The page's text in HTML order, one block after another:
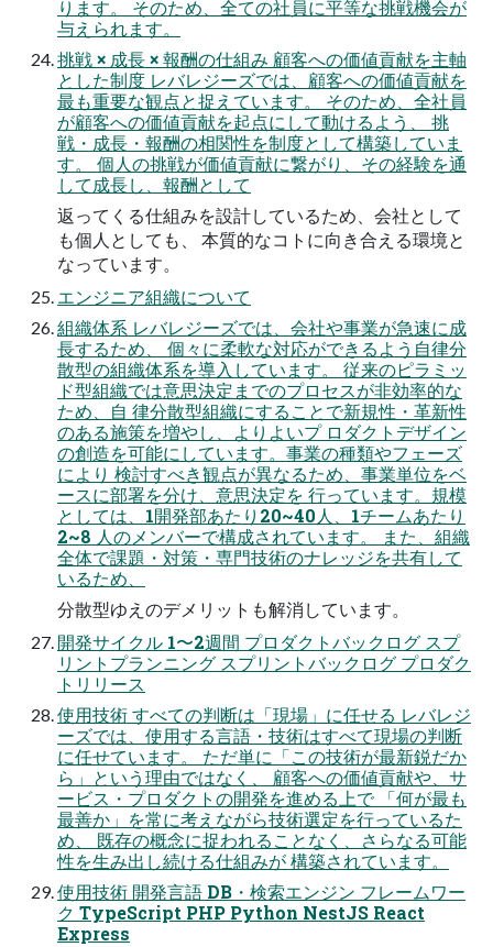
ります。 そのため、全ての社員に平等な挑戦機会が
与えられます。
挑戦 × 成長 × 報酬の仕組み 顧客への価値貢献を主軸
とした制度 レバレジーズでは、顧客への価値貢献を
最も重要な観点と捉えています。 そのため、全社員
が顧客への価値貢献を起点にして動けるよう、 挑
戦・成長・報酬の相関性を制度として構築していま
す。 個人の挑戦が価値貢献に繋がり、その経験を通
して成長し、報酬として
返ってくる仕組みを設計しているため、会社として
も個人としても、 本質的なコトに向き合える環境と
なっています。
エンジニア組織について
組織体系 レバレジーズでは、会社や事業が急速に成
長するため、 個々に柔軟な対応ができるよう自律分
散型の組織体系を導入しています。 従来のピラミッ
ド型組織では意思決定までのプロセスが非効率的な
ため、自 律分散型組織にすることで新規性・革新性
のある施策を増やし、よりよいプ ロダクトデザイン
の創造を可能にしています。事業の種類やフェーズ
により 検討すべき観点が異なるため、事業単位をベ
ースに部署を分け、意思決定を 行っています。規模
としては、1開発部あたり20~40人、1チームあたり
2~8 人のメンバーで構成されています。 また、組織
全体で課題・対策・専門技術のナレッジを共有して
いるため、
分散型ゆえのデメリットも解消しています。
開発サイクル 1〜2週間 プロダクトバックログ スプ
リントプランニング スプリントバックログ プロダク
トリリース
使用技術 すべての判断は「現場」に任せる レバレジ
ーズでは、使用する言語・技術はすべて現場の判断
に任せています。 ただ単に「この技術が最新鋭だか
ら」という理由ではなく、 顧客への価値貢献や、サ
ービス・プロダクトの開発を進める上で 「何が最も
最善か」を常に考えながら技術選定を行っているた
め、 既存の概念に捉われることなく、さらなる可能
性を生み出し続ける仕組みが 構築されています。
使用技術 開発言語 DB・検索エンジン フレームワー
ク TypeScript PHP Python NestJS React
Express